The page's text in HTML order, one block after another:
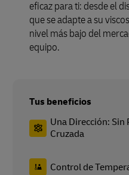
eficaz para ti: desde el
que se adapte a su
nivel más bajo del
equipo.
Tus beneficios
Una Dirección: Sin
Cruzada
Control de